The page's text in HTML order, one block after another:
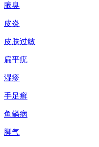
腋臭
皮炎
皮肤过敏
扁平疣
湿疹
手足癣
鱼鳞病
脚气